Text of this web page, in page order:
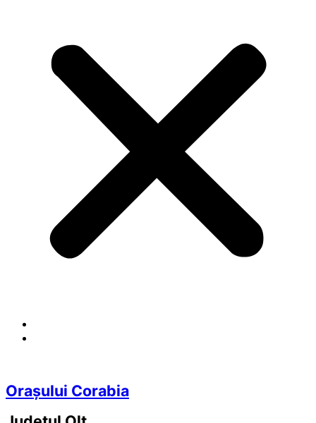
Orașului Corabia